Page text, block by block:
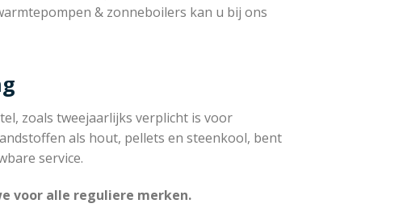
& zonneboilers kan u bij ons
zoals tweejaarlijks verplicht is voor
als hout, pellets en steenkool, bent
service.
voor alle reguliere merken.